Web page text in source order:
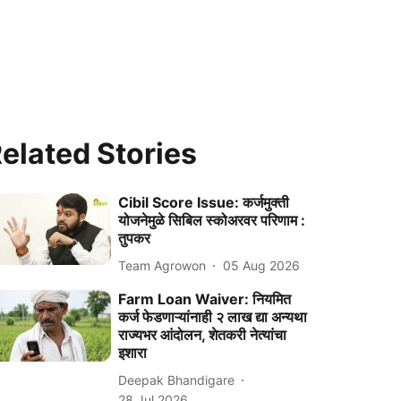
Stories
Cibil Score Issue: कर्जमुक्ती
योजनेमुळे सिबिल स्कोअरवर परिणाम :
तुपकर
Team Agrowon 05 Aug 2026
Farm Loan Waiver: नियमित
कर्ज फेडणाऱ्यांनाही २ लाख द्या अन्यथा
राज्यभर आंदोलन, शेतकरी नेत्यांचा
इशारा
Deepak Bhandigare